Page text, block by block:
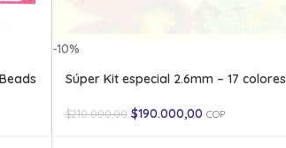
-10%
Súper Kit especial 2.6mm – 17 colores
$210.000,00 $190.000,00 COP